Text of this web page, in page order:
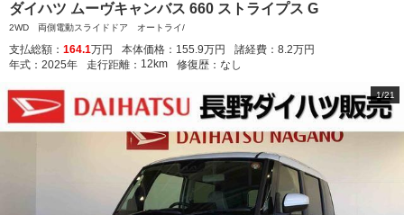
ダイハツ ムーヴキャンバス 660 ストライプス G
2WD 両側電動スライドドア オートライ/
支払総額： 164.1万円 本体価格： 155.9万円 諸経費： 8.2万円
年式： 2025年 走行距離： 12 km 修復歴： なし
1/21